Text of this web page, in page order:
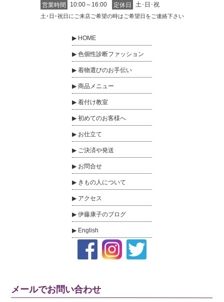
営業時間 10:00～16:00 定休日 土･日･祝
土･日･祝日にご来店ご希望の時はご希望日をご連絡下さい
HOME
色個性診断ファッション
着物選びのお手伝い
商品メニュー
着付け教室
初めてのお客様へ
お仕立て
ご決済や発送
お問合せ
きもの人について
アクセス
伊藤康子のブログ
English
メールでお問い合わせ